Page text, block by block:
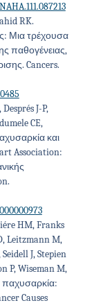
RK.
Μια τρέχουσα
παθογένειας,
Cancers.
J-P,
CE,
και
Association:
HM, Franks
Leitzmann M,
J, Stepien
P, Wiseman M,
παχυσαρκία:
Causes